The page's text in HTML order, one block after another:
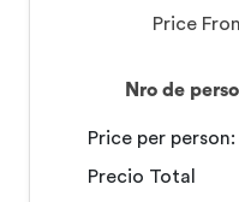
Price
Nro de
Price per person:
Precio Total